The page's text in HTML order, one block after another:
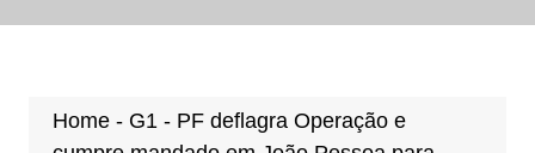
Home- G1 - PF deflagra Operação e